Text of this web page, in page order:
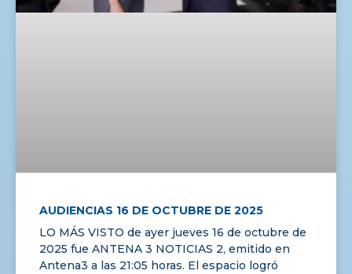
AUDIENCIAS 16 DE OCTUBRE DE 2025
LO MÁS VISTO de ayer jueves 16 de octubre de
2025 fue ANTENA 3 NOTICIAS 2, emitido en
Antena3 a las 21:05 horas. El espacio logró